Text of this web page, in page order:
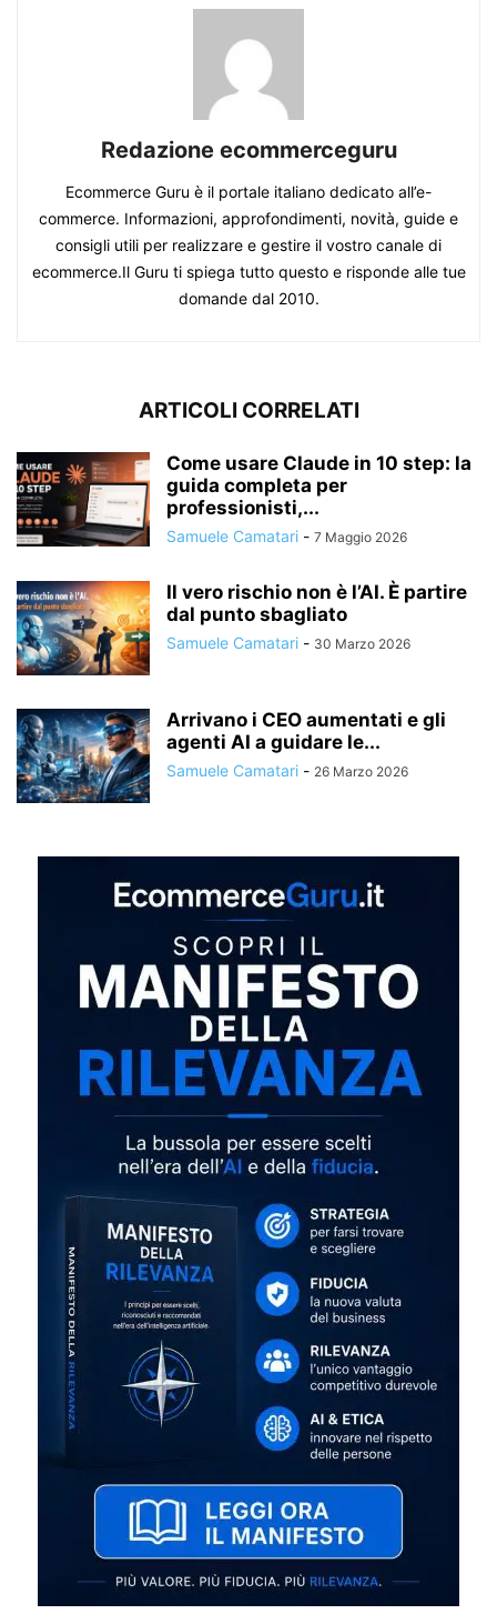
Redazione ecommerceguru
Ecommerce Guru è il portale italiano dedicato all’e-
commerce. Informazioni, approfondimenti, novità, guide e
consigli utili per realizzare e gestire il vostro canale di
ecommerce.Il Guru ti spiega tutto questo e risponde alle tue
domande dal 2010.
ARTICOLI CORRELATI
Come usare Claude in 10 step: la
guida completa per
professionisti,...
Samuele Camatari - 7 Maggio 2026
Il vero rischio non è l’AI. È partire
dal punto sbagliato
Samuele Camatari - 30 Marzo 2026
Arrivano i CEO aumentati e gli
agenti AI a guidare le...
Samuele Camatari - 26 Marzo 2026